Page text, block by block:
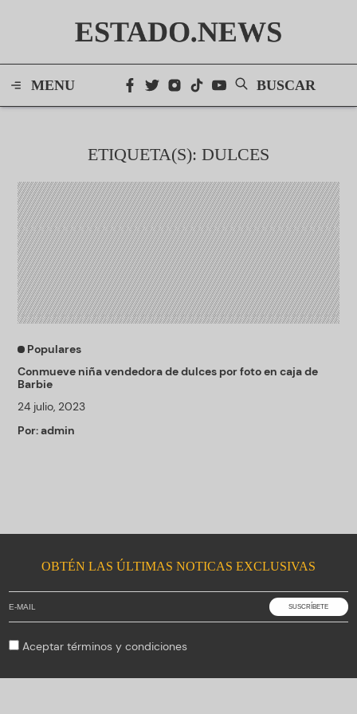
ESTADO.NEWS
MENU BUSCAR
ETIQUETA(S): DULCES
Populares
Conmueve niña vendedora de dulces por foto en caja de
Barbie
24 julio, 2023
Por:admin
OBTÉN LAS ÚLTIMAS NOTICAS EXCLUSIVAS
Aceptartérminos y condiciones